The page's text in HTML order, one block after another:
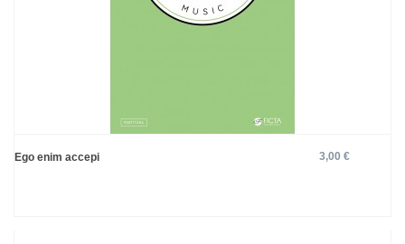
Ego enim accepi 3,00 €